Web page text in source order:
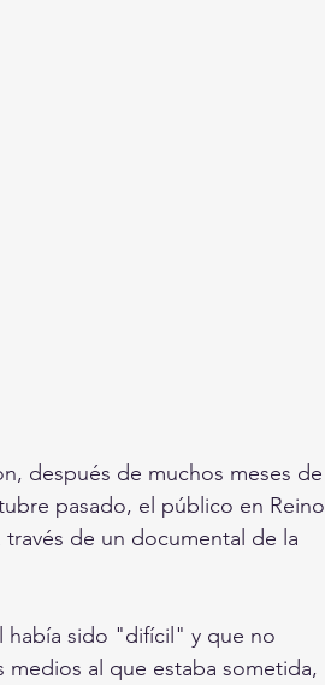
después de muchos meses de
pasado, el público en Reino
de un documental de la
había sido "difícil" y que no
al que estaba sometida,